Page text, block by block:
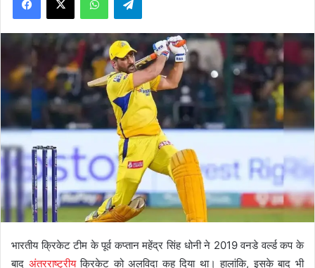
भारतीय क्रिकेट टीम के पूर्व कप्तान महेंद्र सिंह धोनी ने 2019 वनडे वर्ल्ड कप के
बाद अंतरराष्ट्रीयक्रिकेट को अलविदा कह दिया था। हालांकि, इसके बाद भी